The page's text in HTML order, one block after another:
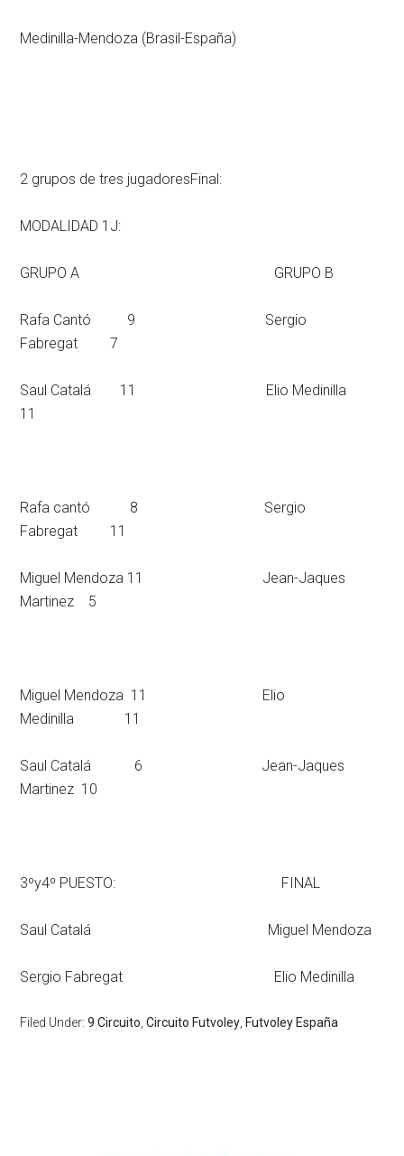
Medinilla-Mendoza (Brasil-España)
2 grupos de tres jugadoresFinal:
MODALIDAD 1J:
GRUPO A GRUPO B
Rafa Cantó 9 Sergio
Fabregat 7
Saul Catalá 11 Elio Medinilla
11
Rafa cantó 8 Sergio
Fabregat 11
Miguel Mendoza 11 Jean-Jaques
Martinez 5
Miguel Mendoza 11 Elio
Medinilla 11
Saul Catalá 6 Jean-Jaques
Martinez 10
3ºy4º PUESTO: FINAL
Saul Catalá Miguel Mendoza
Sergio Fabregat Elio Medinilla
Filed Under:9 Circuito ,Circuito Futvoley Futvoley España